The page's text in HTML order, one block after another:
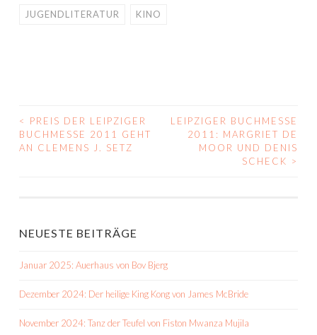
JUGENDLITERATUR KINO
BEITRAGS-
NAVIGATION
<
PREIS DER LEIPZIGER
BUCHMESSE 2011 GEHT
AN CLEMENS J. SETZ
LEIPZIGER BUCHMESSE
2011: MARGRIET DE
MOOR UND DENIS
SCHECK >
NEUESTE BEITRÄGE
Januar 2025: Auerhaus von Bov Bjerg
Dezember 2024: Der heilige King Kong von James McBride
November 2024: Tanz der Teufel von Fiston Mwanza Mujila